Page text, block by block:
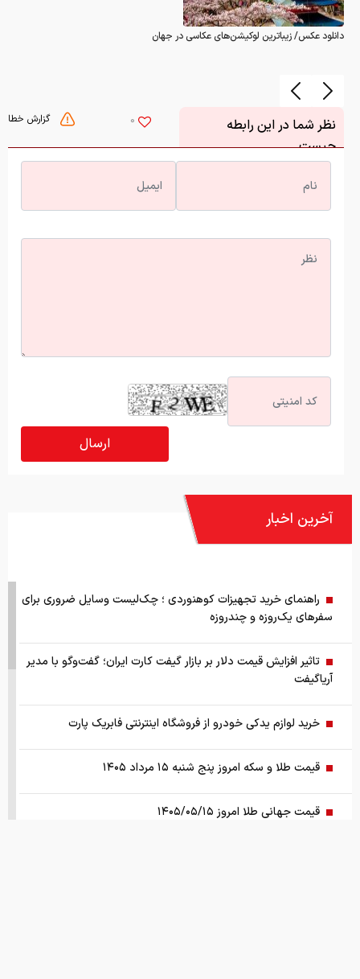
دانلود عکس/ زیباترین لوکیشن‌های عکاسی در جهان
گزارش خطا 0
نظر شما در این رابطه
چیست
آخرین اخبار
راهنمای خرید تجهیزات کوهنوردی ؛ چک‌لیست وسایل ضروری برای
سفرهای یک‌روزه و چندروزه
تاثیر افزایش قیمت دلار بر بازار گیفت کارت ایران؛ گفت‌وگو با مدیر
آریاگیفت
خرید لوازم یدکی خودرو از فروشگاه اینترنتی فابریک پارت
قیمت طلا و سکه امروز پنج شنبه ۱۵ مرداد ۱۴۰۵
قیمت جهانی طلا امروز ۱۴۰۵/۰۵/۱۵